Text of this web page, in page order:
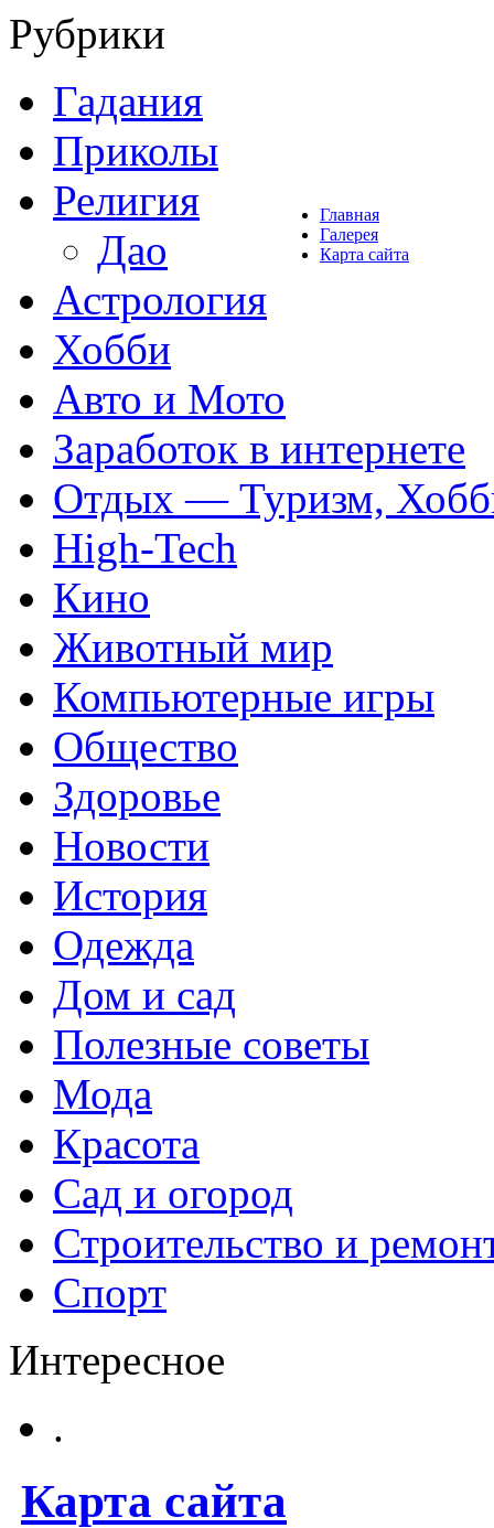
Главная
Галерея
Карта сайта
Рубрики
Гадания
Приколы
Религия
Дао
Астрология
Хобби
Авто и Мото
Заработок в интернете
Отдых — Туризм,
High-Tech
Кино
Животный мир
Компьютерные игры
Общество
Здоровье
Новости
История
Одежда
Дом и сад
Полезные советы
Мода
Красота
Сад и огород
Строительство и
Спорт
Интересное
.
Карта сайта